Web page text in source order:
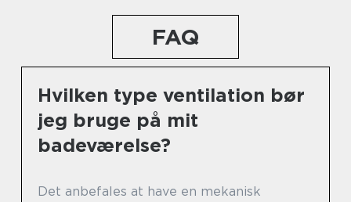
FAQ
Hvilken type ventilation bør
jeg bruge på mit
badeværelse?
Det anbefales at have en mekanisk